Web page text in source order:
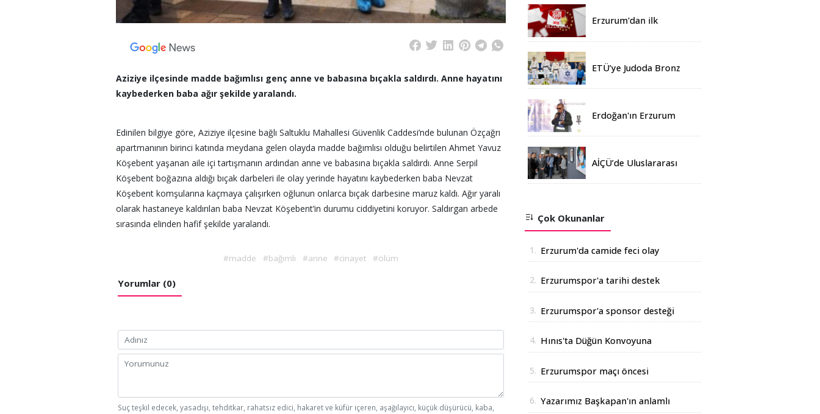
Aziziye ilçesinde madde bağımlısı genç anne ve babasına bıçakla saldırdı. Anne hayatını
kaybederken baba ağır şekilde yaralandı.
Edinilen bilgiye göre, Aziziye ilçesine bağlı Saltuklu Mahallesi Güvenlik Caddesi’nde bulunan Özçağrı
apartmanının birinci katında meydana gelen olayda madde bağımlısı olduğu belirtilen Ahmet Yavuz
Köşebent yaşanan aile içi tartışmanın ardından anne ve babasına bıçakla saldırdı. Anne Serpil
Köşebent boğazına aldığı bıçak darbeleri ile olay yerinde hayatını kaybederken baba Nevzat
Köşebent komşularına kaçmaya çalışırken oğlunun onlarca bıçak darbesine maruz kaldı. Ağır yaralı
olarak hastaneye kaldırılan baba Nevzat Köşebent’in durumu ciddiyetini koruyor. Saldırgan arbede
sırasında elinden hafif şekilde yaralandı.
#madde #bağımlı #anne #cinayet #ölüm
Yorumlar (0)
Suç teşkil edecek, yasadışı, tehditkar, rahatsız edici, hakaret ve küfür içeren, aşağılayıcı, küçük düşürücü, kaba,
Erzurum'dan ilk
ETÜ’ye Judoda Bronz
Erdoğan'ın Erzurum
rekoru kırıldı
AİÇÜ’de Uluslararası
Açıldı
Çok Okunanlar
1. Erzurum'da camide feci olay
2. Erzurumspor'a tarihi destek
3. Erzurumspor'a sponsor desteği
4. Hınıs'ta Düğün Konvoyuna
5. Erzurumspor maçı öncesi
6. Yazarımız Başkapan'ın anlamlı